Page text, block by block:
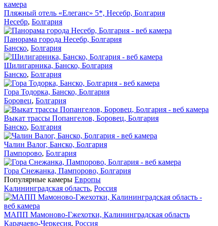
Пляжный отель «Елеганс» 5*, Несебр, Болгария
Несебр, Болгария
Панорама города Несебр, Болгария
Банско, Болгария
Шилигарника, Банско, Болгария
Банско, Болгария
Гора Тодорка, Банско, Болгария
Боровец, Болгария
Выкат трассы Попангелов, Боровец, Болгария
Банско, Болгария
Чалин Валог, Банско, Болгария
Пампорово, Болгария
Гора Снежанка, Пампорово, Болгария
Популярные камеры Европы
Калининградская область, Россия
МАПП Мамоново-Гжехотки, Калининградская область
Карачаево-Черкесия, Россия